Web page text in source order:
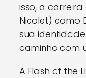
isso, a carreira
Nicolet) como
sua
caminho com
A Flash of the